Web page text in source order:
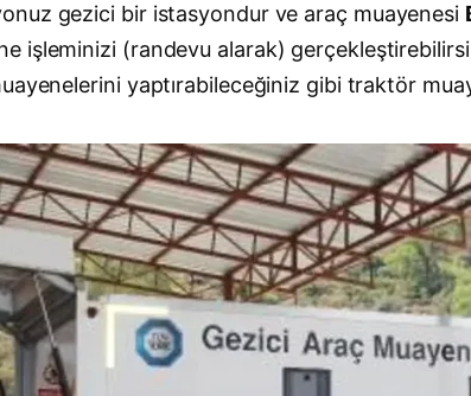
gezici bir istasyondur ve araç muayenesi
işleminizi (randevu alarak)
yaptırabileceğiniz gibi traktör